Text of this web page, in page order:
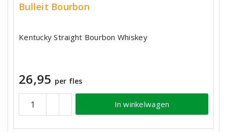
Bulleit Bourbon
Kentucky Straight Bourbon Whiskey
26,95 per fles
In winkelwagen